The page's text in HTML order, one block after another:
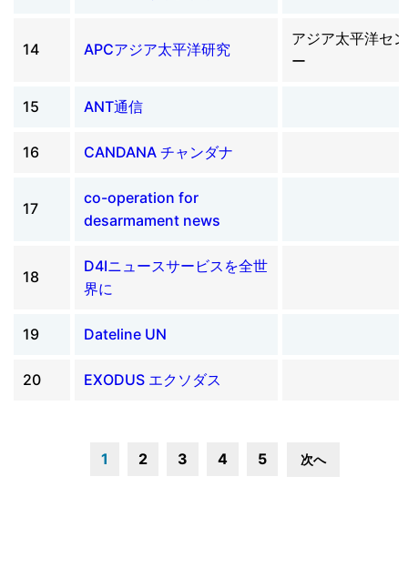
14 APCアジア太平洋研究
アジア太平洋セ
ー
15 ANT通信
16 CANDANA チャンダナ
17
co-operation for
desarmament news
18
D4Iニュースサービスを全世
界に
19 Dateline UN
20 EXODUS エクソダス
1 2 3 4 5 次へ